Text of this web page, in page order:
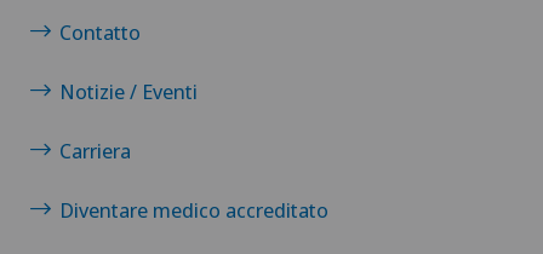
Contatto
Notizie / Eventi
Carriera
Diventare medico accreditato